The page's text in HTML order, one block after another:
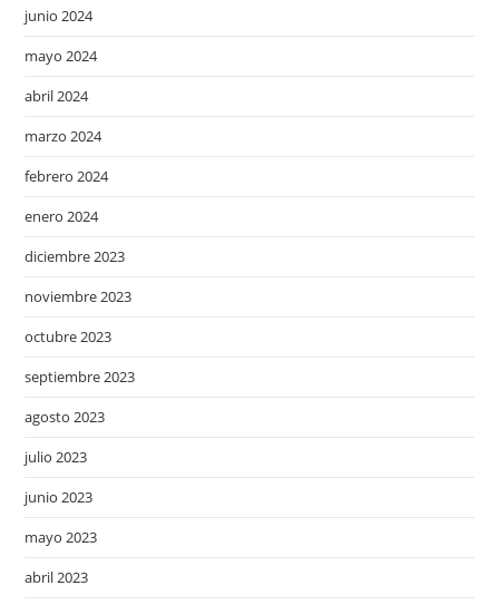
junio 2024
mayo 2024
abril 2024
marzo 2024
febrero 2024
enero 2024
diciembre 2023
noviembre 2023
octubre 2023
septiembre 2023
agosto 2023
julio 2023
junio 2023
mayo 2023
abril 2023